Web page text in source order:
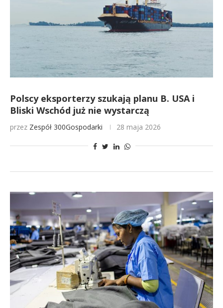
Polscy eksporterzy szukają planu B. USA i
Bliski Wschód już nie wystarczą
przez Zespół 300Gospodarki 28 maja 2026